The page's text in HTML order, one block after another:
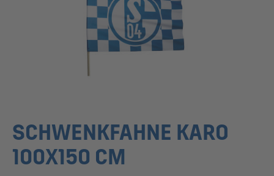
SCHWENKFAHNE KARO
100X150 CM